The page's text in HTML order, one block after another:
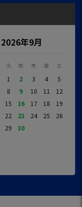
2026年9月
火 水 木 金 土
1 2 3 4
5
8 9 10 11
12
15 16 17 18
19
22 23 24 25
26
29 30